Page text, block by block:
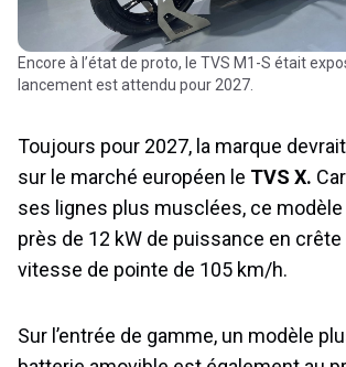
Encore à l’état de proto, le TVS M1-S était exposé à Lyon. Son
lancement est attendu pour 2027.
Toujours pour 2027, la marque
sur le marché européen le TVS X.
ses lignes plus musclées, ce
près de 12 kW de puissance en crête
vitesse de pointe de 105 km/h.
Sur l’entrée de gamme, un modèle